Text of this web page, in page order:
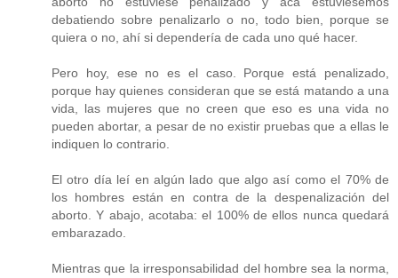
debatiendo sobre penalizarlo o no, todo bien, porque se
quiera o no, ahí si dependería de cada uno qué hacer.
Pero hoy, ese no es el caso. Porque está penalizado,
porque hay quienes consideran que se está matando a una
vida, las mujeres que no creen que eso es una vida no
pueden abortar, a pesar de no existir pruebas que a ellas le
indiquen lo contrario.
El otro día leí en algún lado que algo así como el 70% de
los hombres están en contra de la despenalización del
aborto. Y abajo, acotaba: el 100% de ellos nunca quedará
embarazado.
Mientras que la irresponsabilidad del hombre sea la norma,